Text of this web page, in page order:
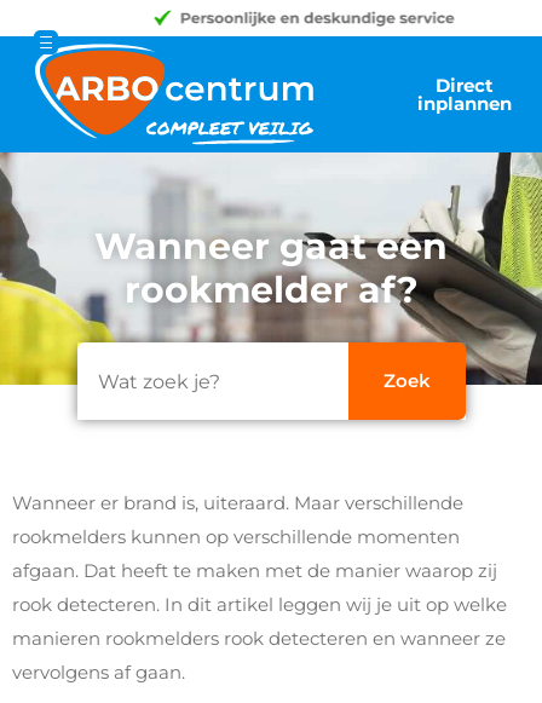
Direct
inplannen
Wanneer gaat een
rookmelder af?
Wanneer er brand is, uiteraard. Maar verschillende
rookmelders kunnen op verschillende momenten
afgaan. Dat heeft te maken met de manier waarop zij
rook detecteren. In dit artikel leggen wij je uit op welke
manieren rookmelders rook detecteren en wanneer ze
vervolgens af gaan.